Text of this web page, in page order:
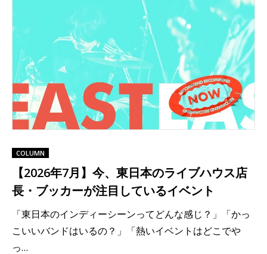
COLUMN
【2026年7月】今、東日本のライブハウス店
長・ブッカーが注目しているイベント
「東日本のインディーシーンってどんな感じ？」「かっ
こいいバンドはいるの？」「熱いイベントはどこでや
っ…